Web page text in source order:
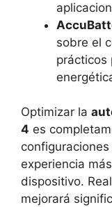
sobre el
prácticos
Optimizar la
4 es
experiencia
dispositivo.
mejorará